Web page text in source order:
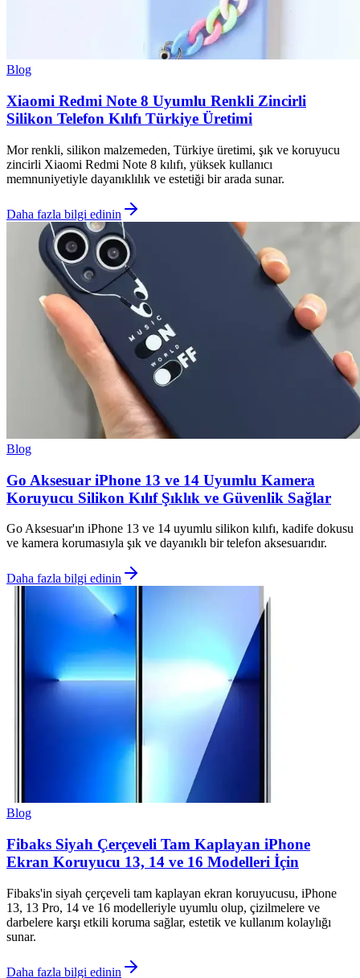
Blog
Xiaomi Redmi Note 8 Uyumlu Renkli Zincirli
Silikon Telefon Kılıfı Türkiye Üretimi
Mor renkli, silikon malzemeden, Türkiye üretimi, şık ve koruyucu
zincirli Xiaomi Redmi Note 8 kılıfı, yüksek kullanıcı
memnuniyetiyle dayanıklılık ve estetiği bir arada sunar.
Daha fazla bilgi edinin
Blog
Go Aksesuar iPhone 13 ve 14 Uyumlu Kamera
Koruyucu Silikon Kılıf Şıklık ve Güvenlik Sağlar
Go Aksesuar'ın iPhone 13 ve 14 uyumlu silikon kılıfı, kadife dokusu
ve kamera korumasıyla şık ve dayanıklı bir telefon aksesuarıdır.
Daha fazla bilgi edinin
Blog
Fibaks Siyah Çerçeveli Tam Kaplayan iPhone
Ekran Koruyucu 13, 14 ve 16 Modelleri İçin
Fibaks'in siyah çerçeveli tam kaplayan ekran koruyucusu, iPhone
13, 13 Pro, 14 ve 16 modelleriyle uyumlu olup, çizilmelere ve
darbelere karşı etkili koruma sağlar, estetik ve kullanım kolaylığı
sunar.
Daha fazla bilgi edinin